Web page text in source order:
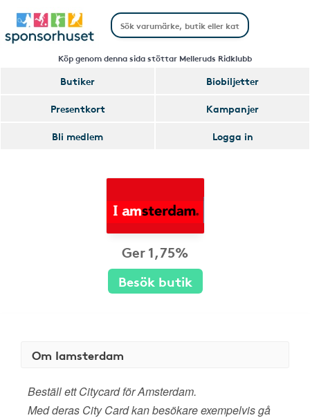
Köp genom denna sida stöttar Melleruds Ridklubb
Butiker
Biobiljetter
Presentkort
Kampanjer
Bli medlem
Logga in
Ger 1,75%
Besök butik
Om Iamsterdam
Beställ ett Citycard för Amsterdam.
Med deras City Card kan besökare exempelvis gå